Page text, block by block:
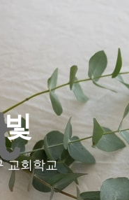
교회학교